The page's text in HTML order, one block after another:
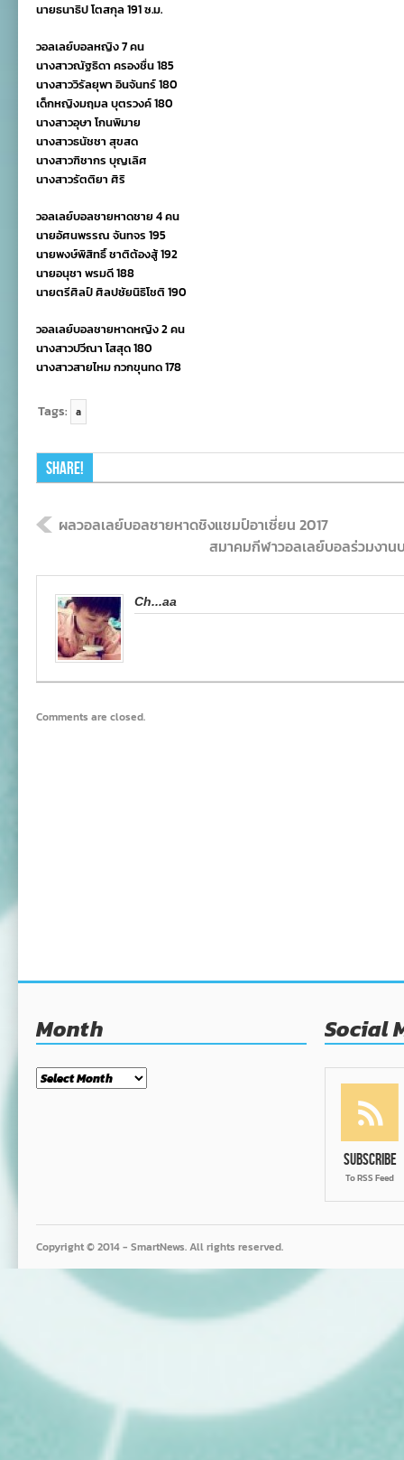
นายธนาธิป โตสกุล 191 ซ.ม.
วอลเลย์บอลหญิง 7 คน
นางสาวณัฐธิดา ครองชื่น 185
นางสาววิรัลยุพา อินจันทร์ 180
เด็กหญิงมฤมล บุตรวงค์ 180
นางสาวอุษา โกนพิมาย
นางสาวธนัชชา สุขสด
นางสาวฑิชากร บุญเลิศ
นางสาวรัตติยา ศิริ
วอลเลย์บอลชายหาดชาย 4 คน
นายอัศนพรรณ จันทจร 195
นายพงษ์พิสิทธิ์ ชาติต้องสู้ 192
นายอนุชา พรมดี 188
นายตรีศิลป์ ศิลปชัยนิธิโชติ 190
วอลเลย์บอลชายหาดหญิง 2 คน
นางสาวปวีณา โสสุด 180
นางสาวสายไหม กวกขุนทด 178
Tags: a
Share!
ผลวอลเลย์บอลชายหาดชิงแชมป์อาเซี่ยน 2017
สมาคมกีฬาวอลเลย์บอลร่วมงา
Ch...aa
Comments are closed.
Month
Month
Social
Subscribe
To RSS Feed
Copyright © 2014 - SmartNews. All rights reserved.